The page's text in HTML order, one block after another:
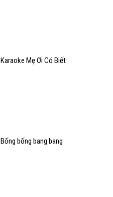
Karaoke Mẹ Ơi Có Biết
Bống bống bang bang